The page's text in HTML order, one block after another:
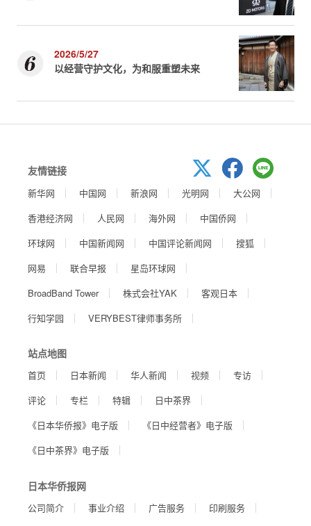
2026/5/27
以经营守护文化，为和服重塑未来
友情链接
新华网 中国网 新浪网 光明网
大公网
香港经济网
人民网 海外网
中国侨网
环球网
中国新闻网 中国评论新闻网
搜狐
网易
联合早报
星岛环球网
BroadBand Tower
株式会社YAK
客观日本
行知学园
VERYBEST律师事务所
站点地图
首页 日本新闻 华人新闻 视频
专访
评论
专栏 特辑
日中茶界
《日本华侨报》电子版
《日中经营者》电子版
《日中茶界》电子版
日本华侨报网
公司简介 事业介绍 广告服务 印刷服务